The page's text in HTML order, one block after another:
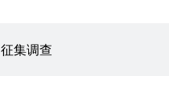
征集调查